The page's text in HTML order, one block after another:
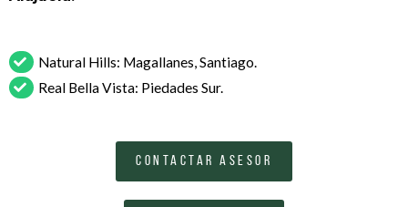
Natural Hills: Magallanes, Santiago.
Real Bella Vista: Piedades Sur.
CONTACTAR ASESOR